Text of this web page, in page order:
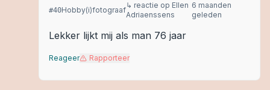
#40Hobby(i)fotograaf
↳ reactie op Ellen
Adriaenssens
6 maanden
geleden
Lekker lijkt mij als man 76 jaar
Reageer Rapporteer